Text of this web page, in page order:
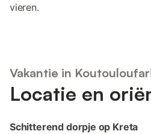
vieren.
Vakantie in
Locatie en
Schitterend dorpje op Kreta